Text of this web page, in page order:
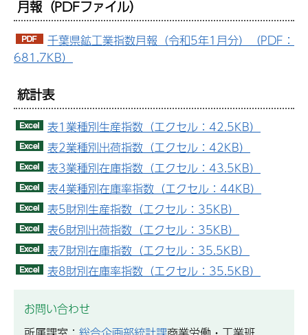
月報（PDFファイル）
千葉県鉱工業指数月報（令和5年1月分）（PDF：
681.7KB）
統計表
表1業種別生産指数（エクセル：42.5KB）
表2業種別出荷指数（エクセル：42KB）
表3業種別在庫指数（エクセル：43.5KB）
表4業種別在庫率指数（エクセル：44KB）
表5財別生産指数（エクセル：35KB）
表6財別出荷指数（エクセル：35KB）
表7財別在庫指数（エクセル：35.5KB）
表8財別在庫率指数（エクセル：35.5KB）
お問い合わせ